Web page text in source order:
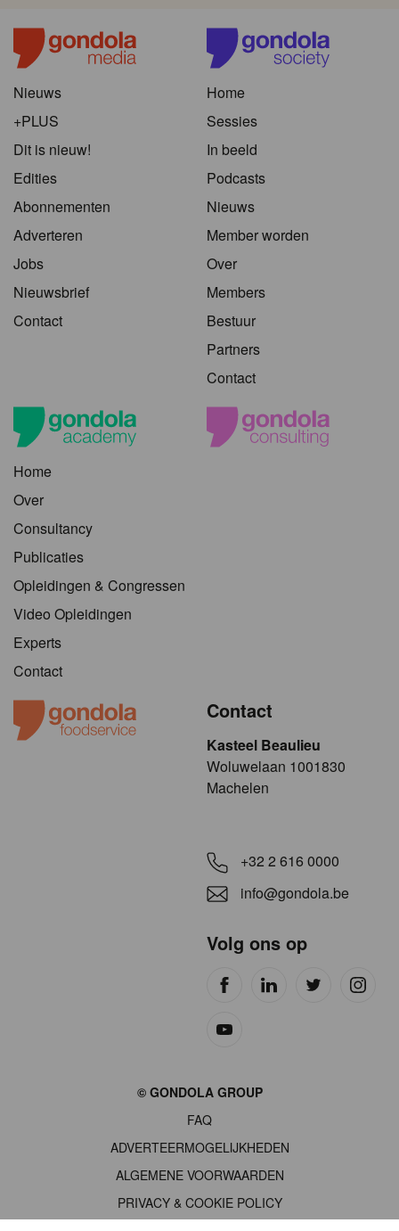
Nieuws
+PLUS
Dit is nieuw!
Edities
Abonnementen
Adverteren
Jobs
Nieuwsbrief
Contact
Home
Sessies
In beeld
Podcasts
Nieuws
Member worden
Over
Members
Bestuur
Partners
Contact
Home
Over
Consultancy
Publicaties
Opleidingen & Congressen
Video Opleidingen
Experts
Contact
Contact
Kasteel Beaulieu
​​​Woluwelaan 1001830
Machelen
+32 2 616 0000
info@gondola.be
Volg ons op
© GONDOLA GROUP
FAQ
ADVERTEERMOGELIJKHEDEN
ALGEMENE VOORWAARDEN
PRIVACY & COOKIE POLICY